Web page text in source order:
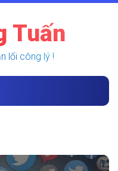
Tuấn
lối công lý !